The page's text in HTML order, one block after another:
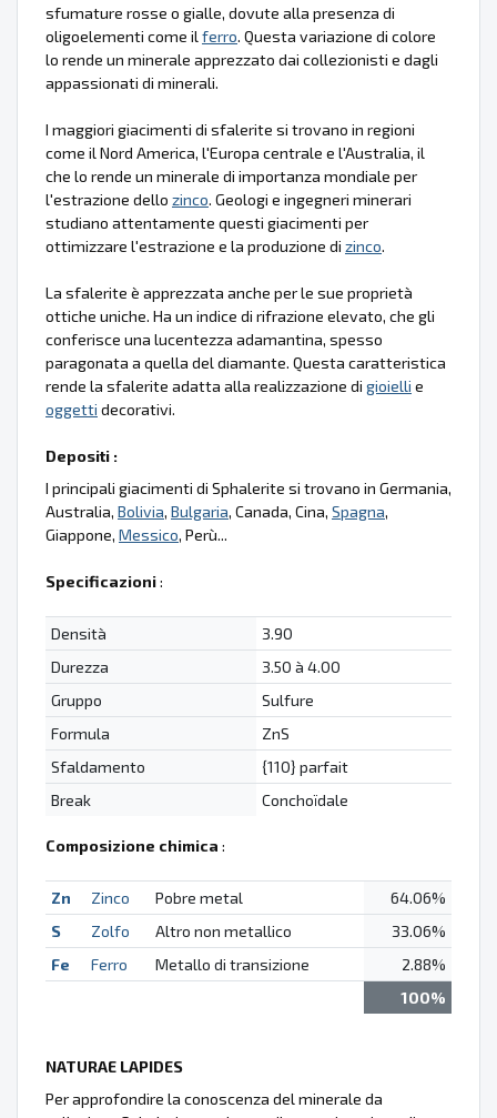
sfumature rosse o gialle, dovute alla presenza di
oligoelementi come il ferro. Questa variazione di colore
lo rende un minerale apprezzato dai collezionisti e dagli
appassionati di minerali.
I maggiori giacimenti di sfalerite si trovano in regioni
come il Nord America, l'Europa centrale e l'Australia, il
che lo rende un minerale di importanza mondiale per
l'estrazione dello zinco. Geologi e ingegneri minerari
studiano attentamente questi giacimenti per
ottimizzare l'estrazione e la produzione di zinco.
La sfalerite è apprezzata anche per le sue proprietà
ottiche uniche. Ha un indice di rifrazione elevato, che gli
conferisce una lucentezza adamantina, spesso
paragonata a quella del diamante. Questa caratteristica
rende la sfalerite adatta alla realizzazione di gioielli e
oggetti decorativi.
Depositi :
I principali giacimenti di Sphalerite si trovano in Germania,
Australia, Bolivia, Bulgaria, Canada, Cina, Spagna,
Giappone, Messico, Perù...
Specificazioni:
Densità
3.90
Durezza
3.50 à 4.00
Gruppo
Sulfure
Formula
ZnS
Sfaldamento
{110} parfait
Break
Conchoïdale
Composizione chimica :
Zn Zinco Pobre metal
64.06%
S
Zolfo Altro non metallico
33.06%
Fe
Ferro Metallo di transizione
2.88%
100%
NATURAE LAPIDES
Per approfondire la conoscenza del minerale da